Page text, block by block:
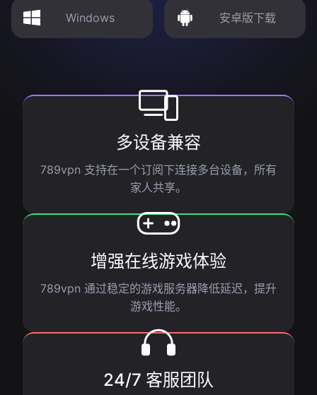
Windows 安卓版下载
多设备兼容
789vpn 支持在一个订阅下连接多台设备，所有
家人共享。
增强在线游戏体验
789vpn 通过稳定的游戏服务器降低延迟，提升
游戏性能。
24/7 客服团队